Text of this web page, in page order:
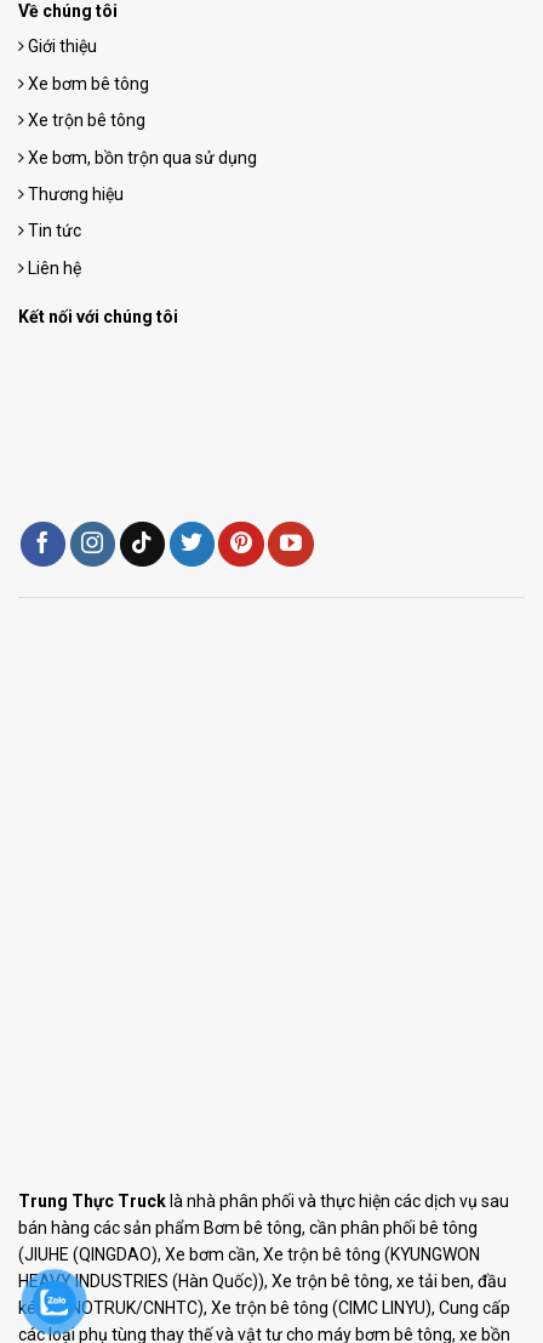
Về chúng tôi
Giới thiệu
Xe bơm bê tông
Xe trộn bê tông
Xe bơm, bồn trộn qua sử dụng
Thương hiệu
Tin tức
Liên hệ
Kết nối với chúng tôi
Trung Thực Truck là nhà phân phối và thực hiện các dịch vụ sau
bán hàng các sản phẩm Bơm bê tông, cần phân phối bê tông
(JIUHE (QINGDAO), Xe bơm cần, Xe trộn bê tông (KYUNGWON
HEAVY INDUSTRIES (Hàn Quốc)), Xe trộn bê tông, xe tải ben, đầu
kéo (SINOTRUK/CNHTC), Xe trộn bê tông (CIMC LINYU), Cung cấp
các loại phụ tùng thay thế và vật tư cho máy bơm bê tông, xe bồn